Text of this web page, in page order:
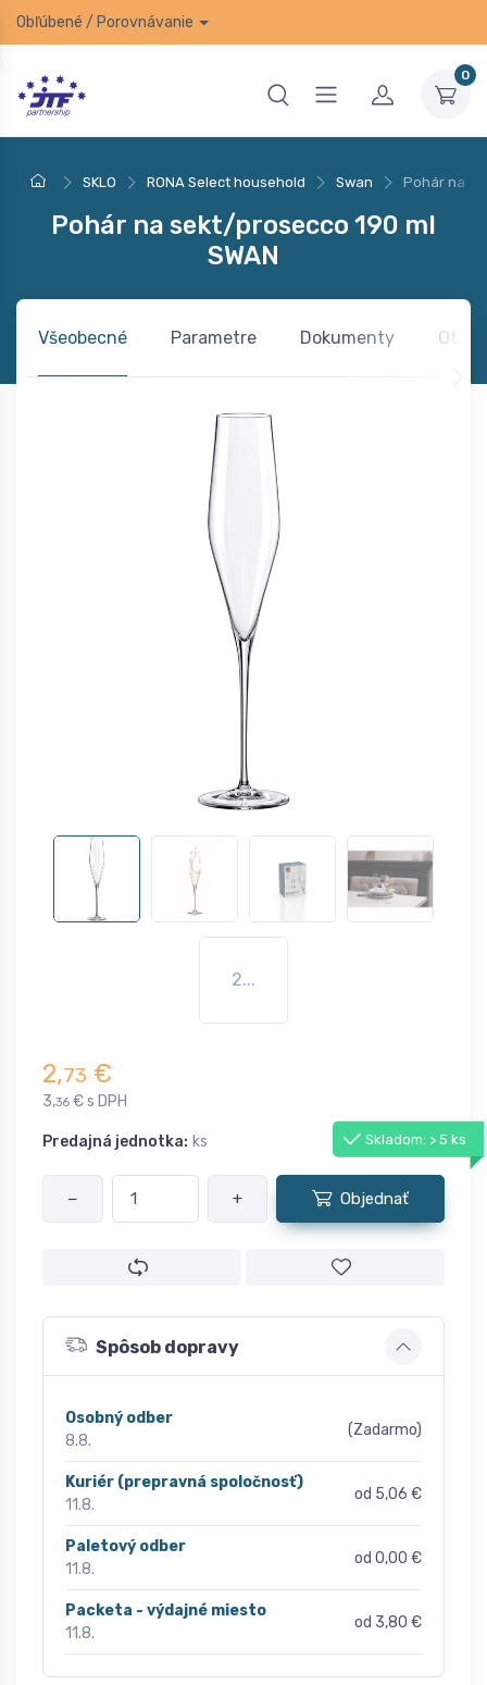
Obľúbené / Porovnávanie
0
SKLO RONA Select household Swan Pohár na
Pohár na sekt/prosecco 190 ml
SWAN
Všeobecné Parametre Dokumenty
2...
2,73 €
3,36 € s DPH
Predajná jednotka: ks Skladom: > 5 ks
− + Objednať
Spôsob dopravy
Osobný odber
8.8.
(Zadarmo)
Kuriér (prepravná spoločnosť)
11.8.
od 5,06 €
Paletový odber
11.8.
od 0,00 €
Packeta - výdajné miesto
11.8.
od 3,80 €